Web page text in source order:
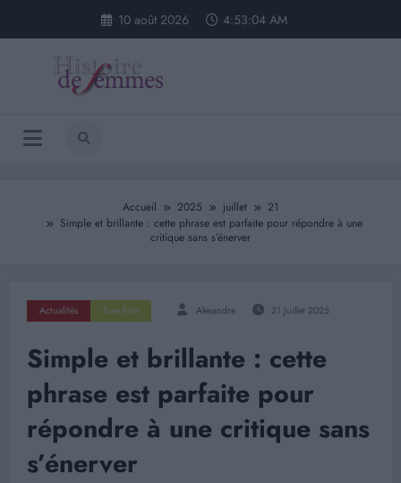
contenu
10 août 2026 4:53:04 AM
Accueil 2025 juillet
21
Simple et brillante : cette phrase est parfaite pour répondre à une
critique sans s’énerver
Actualités Bien-Être Alexandre 21 Juillet 2025
Simple et brillante : cette
phrase est parfaite pour
répondre à une critique sans
s’énerver